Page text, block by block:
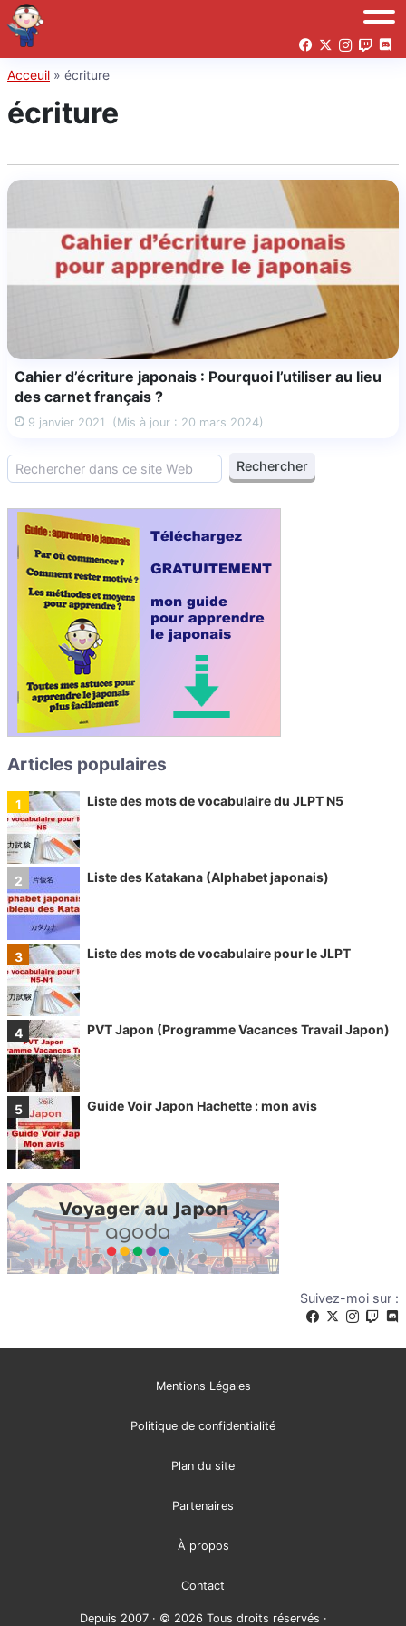
Acceuil » écriture
écriture
Cahier d’écriture japonais : Pourquoi l’utiliser au lieu
des carnet français ?
9 janvier 2021 (Mis à jour : 20 mars 2024)
Articles populaires
Liste des mots de vocabulaire du JLPT N5
Liste des Katakana (Alphabet japonais)
Liste des mots de vocabulaire pour le JLPT
PVT Japon (Programme Vacances Travail Japon)
Guide Voir Japon Hachette : mon avis
Suivez-moi sur :
Mentions Légales
Politique de confidentialité
Plan du site
Partenaires
À propos
Contact
Depuis 2007 · © 2026 Tous droits réservés ·